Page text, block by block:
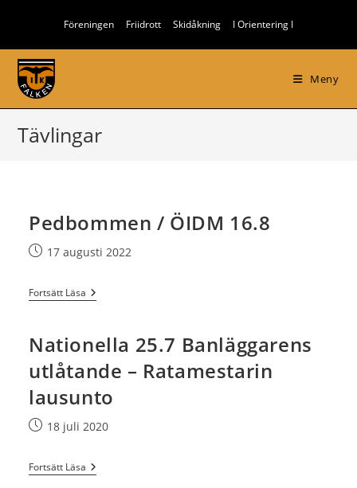
innehållet
Föreningen Friidrott Skidåkning I Orientering I
Meny
Tävlingar
Pedbommen / ÖIDM 16.8
Inlägget
17 augusti 2022
Fortsätt LäsaPedbommen
/
Nationella 25.7 Banläggarens
utlåtande – Ratamestarin
lausunto
Inlägget
18 juli 2020
Fortsätt LäsaNationella
25.7